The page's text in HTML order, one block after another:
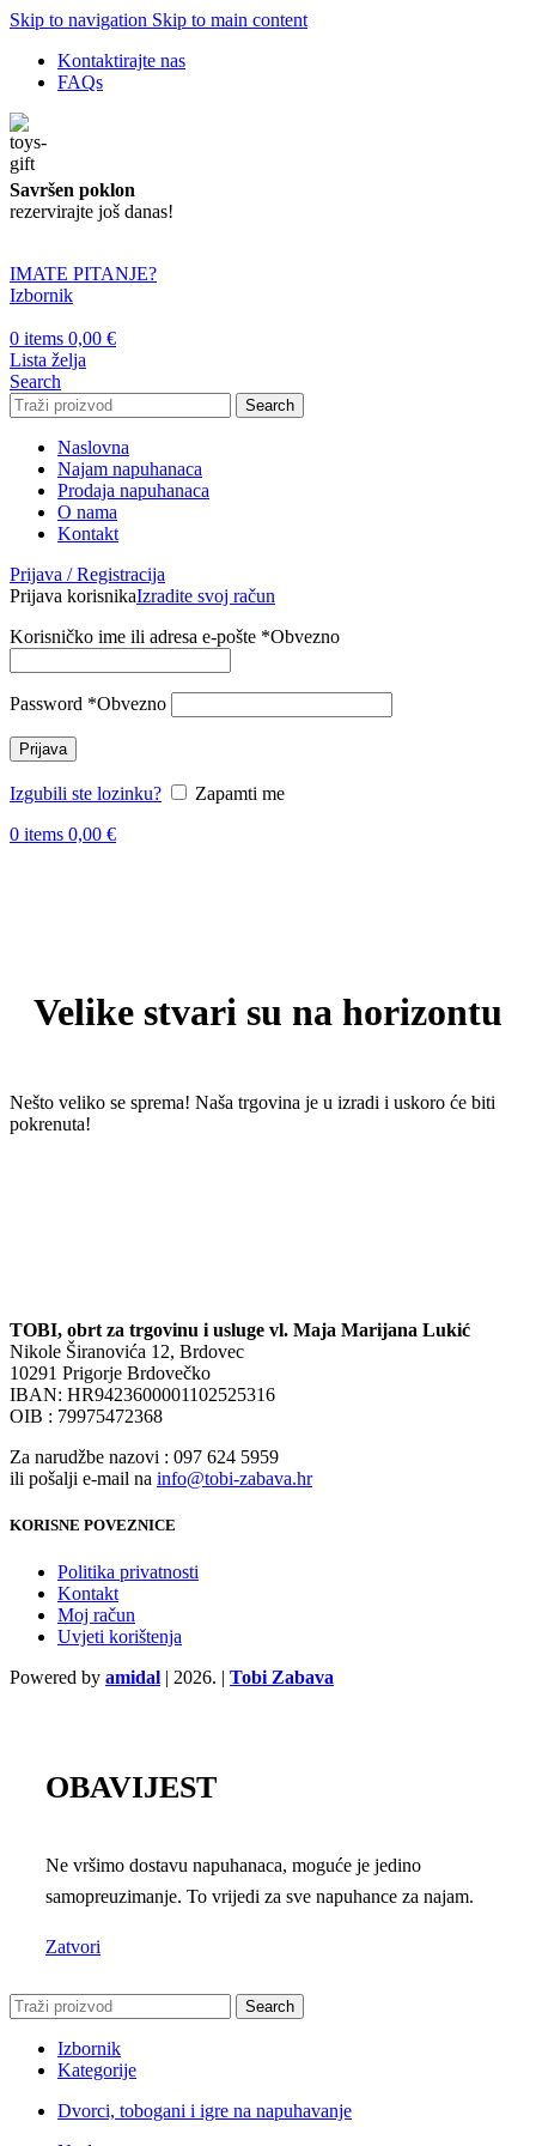
Skip to navigation Skip to main content
Kontaktirajte nas
FAQs
Savršen poklon
rezervirajte još danas!
IMATE PITANJE?
Izbornik
0 items 0,00 €
Lista želja
Search
Search
Naslovna
Najam napuhanaca
Prodaja napuhanaca
O nama
Kontakt
Prijava / Registracija
Prijava korisnikaIzradite svoj račun
Korisničko ime ili adresa e-pošte *Obvezno
Password *Obvezno
Prijava
Izgubili ste lozinku?
Zapamti me
0 items 0,00 €
Velike stvari su na horizontu
Nešto veliko se sprema! Naša trgovina je u izradi i uskoro će biti
pokrenuta!
TOBI, obrt za trgovinu i usluge vl. Maja Marijana Lukić
Nikole Širanovića 12, Brdovec
10291 Prigorje Brdovečko
IBAN: HR9423600001102525316
OIB : 79975472368
Za narudžbe nazovi : 097 624 5959
ili pošalji e-mail na info@tobi-zabava.hr
KORISNE POVEZNICE
Politika privatnosti
Kontakt
Moj račun
Uvjeti korištenja
Powered by amidal | 2026. | Tobi Zabava
OBAVIJEST
Ne vršimo dostavu napuhanaca, moguće je jedino
samopreuzimanje. To vrijedi za sve napuhance za najam.
Zatvori
Search
Izbornik
Kategorije
Dvorci, tobogani i igre na napuhavanje